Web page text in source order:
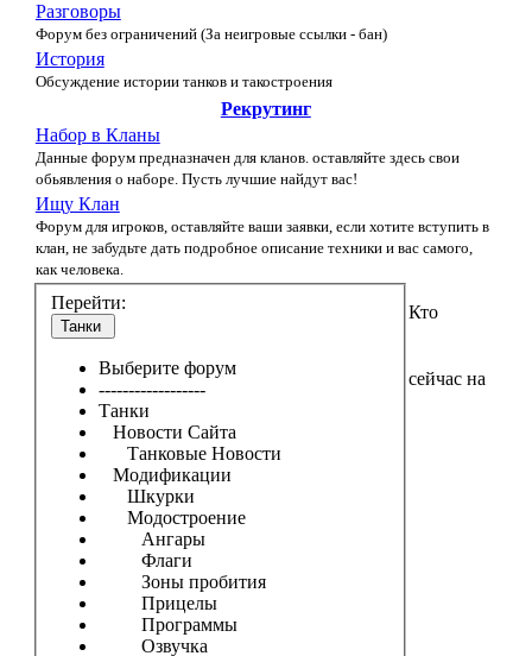
Разговоры
Форум без ограничений (За неигровые ссылки - бан)
История
Обсуждение истории танков и такостроения
Рекрутинг
Набор в Кланы
Данные форум предназначен для кланов. оставляйте здесь свои
обьявления о наборе. Пусть лучшие найдут вас!
Ищу Клан
Форум для игроков, оставляйте ваши заявки, если хотите вступить в
клан, не забудьте дать подробное описание техники и вас самого,
как человека.
Перейти:
Танки
Выберите форум
------------------
Танки
Новости Сайта
Танковые Новости
Модификации
Шкурки
Модостроение
Ангары
Флаги
Зоны пробития
Прицелы
Программы
Озвучка
Кто
сейчас на